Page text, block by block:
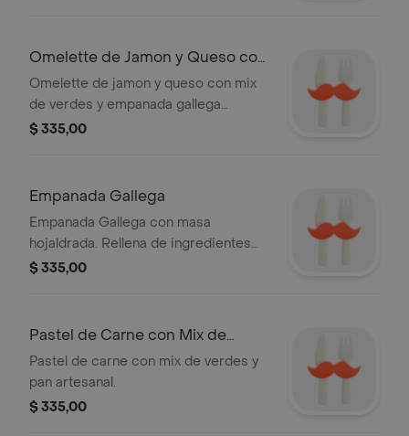
Omelette de Jamon y Queso con
Guarnicion
Omelette de jamon y queso con mix
de verdes y empanada gallega
acompañado con pan artesanal y
$ 335,00
Empanada Gallega
Empanada Gallega con masa
hojaldrada. Rellena de ingredientes
tradicionales.
$ 335,00
Pastel de Carne con Mix de
Verdes
Pastel de carne con mix de verdes y
pan artesanal.
$ 335,00